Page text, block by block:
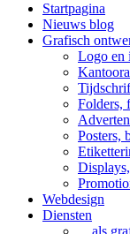
Startpagina
Nieuws blog
Grafisch
Logo en
Folders,
Posters,
Webdesign
Diensten
... als